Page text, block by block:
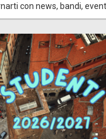
con news, bandi,